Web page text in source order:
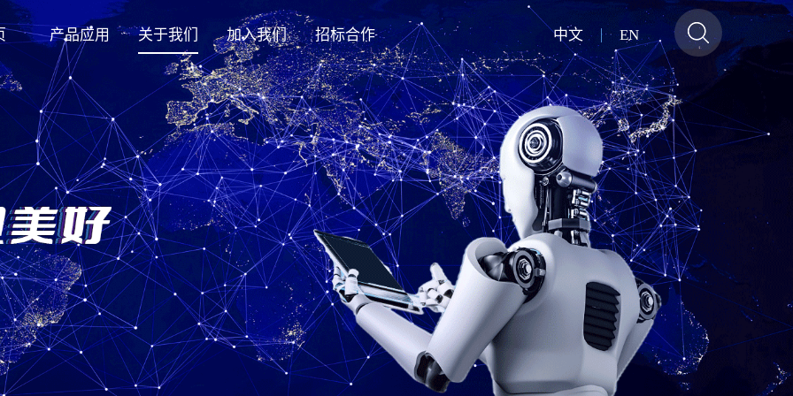
产品应用 关于我们 加入我们 招标合作 中文 EN